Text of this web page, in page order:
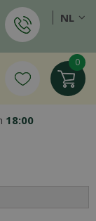
18:00
NL